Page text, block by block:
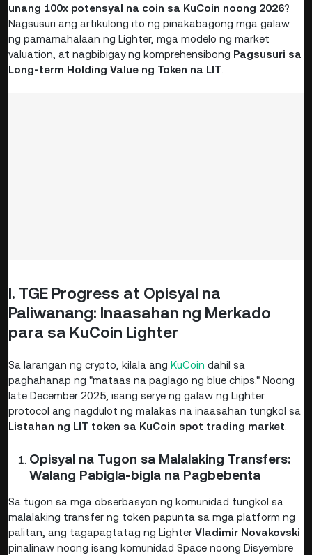
unang 100x potensyal na coin sa KuCoin noong 2026?
Nagsusuri ang artikulong ito ng pinakabagong mga galaw
ng pamamahalaan ng Lighter, mga modelo ng market
valuation, at nagbibigay ng komprehensibong Pagsusuri sa
Long-term Holding Value ng Token na LIT
I. TGE Progress at Opisyal na
Paliwanang: Inaasahan ng Merkado
para sa KuCoin Lighter
Sa larangan ng crypto, kilala ang KuCoin dahil sa
paghahanap ng "mataas na paglago ng blue chips." Noong
late December 2025, isang serye ng galaw ng Lighter
protocol ang nagdulot ng malakas na inaasahan tungkol sa
Listahan ng LIT token sa KuCoin spot trading market
Opisyal na Tugon sa Malalaking Transfers:
Walang Pabigla-bigla na Pagbebenta
Sa tugon sa mga obserbasyon ng komunidad tungkol sa
malalaking transfer ng token papunta sa mga platform ng
palitan, ang tagapagtatag ng Lighter Vladimir Novakovski
pinalinaw noong isang komunidad Space noong Disyembre